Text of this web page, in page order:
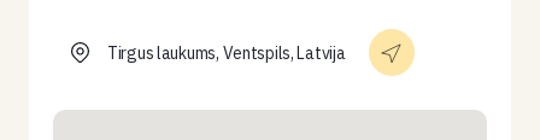
Tirgus laukums, Ventspils, Latvija